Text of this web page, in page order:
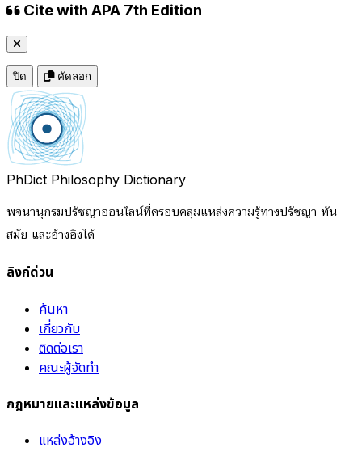
Cite with APA 7th Edition
ปิด คัดลอก
PhDict Philosophy Dictionary
พจนานุกรมปรัชญาออนไลน์ที่ครอบคลุมแหล่งความรู้ทางปรัชญา ทัน
สมัย และอ้างอิงได้
ลิงก์ด่วน
ค้นหา
เกี่ยวกับ
ติดต่อเรา
คณะผู้จัดทำ
กฎหมายและแหล่งข้อมูล
แหล่งอ้างอิง